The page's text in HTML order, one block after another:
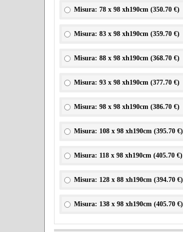
Misura: 78 x 98 xh190cm (350.70 €)
Misura: 83 x 98 xh190cm (359.70 €)
Misura: 88 x 98 xh190cm (368.70 €)
Misura: 93 x 98 xh190cm (377.70 €)
Misura: 98 x 98 xh190cm (386.70 €)
Misura: 108 x 98 xh190cm (395.70 €)
Misura: 118 x 98 xh190cm (405.70 €)
Misura: 128 x 88 xh190cm (394.70 €)
Misura: 138 x 98 xh190cm (405.70 €)